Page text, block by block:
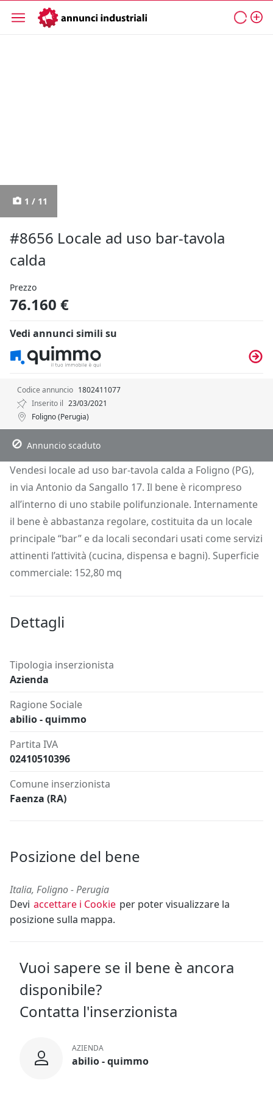
1 / 11
#8656 Locale ad uso bar-tavola
calda
Prezzo
76.160 €
Vedi annunci simili su
Codice annuncio 1802411077
Inserito il 23/03/2021
Foligno (Perugia)
Descrizione
Dettagli Posizione Richiedi Info
Annuncio scaduto
Vendesi locale ad uso bar-tavola calda a Foligno (PG),
in via Antonio da Sangallo 17. Il bene è ricompreso
all’interno di uno stabile polifunzionale. Internamente
il bene è abbastanza regolare, costituita da un locale
principale “bar” e da locali secondari usati come servizi
attinenti l’attività (cucina, dispensa e bagni). Superficie
commerciale: 152,80 mq
Dettagli
Tipologia inserzionista
Azienda
Ragione Sociale
abilio - quimmo
Partita IVA
02410510396
Comune inserzionista
Faenza (RA)
Posizione del bene
Italia, Foligno - Perugia
Devi accettare i Cookie per poter visualizzare la
posizione sulla mappa.
Vuoi sapere se il bene è ancora
disponibile?
Contatta l'inserzionista
AZIENDA
abilio - quimmo